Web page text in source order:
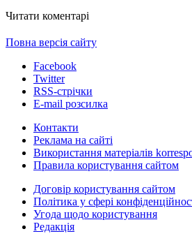
Читати коментарі
Повна версія сайту
Facebook
Twitter
RSS-стрічки
E-mail розсилка
Контакти
Реклама на сайті
Використання матеріалів
Правила користування сайтом
Договір користування сайтом
Політика у сфері
Угода щодо користування
Редакція